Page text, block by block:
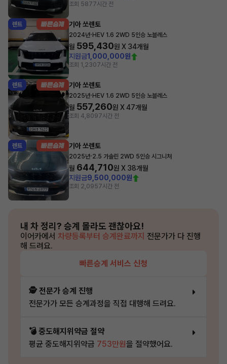
조회 5877시간 전
렌트 기아 쏘렌토
2024년· HEV 1.6 2WD 5인승 노블레스
월 595,430원 X 34개월
지원금1,000,000원
조회 1,2307시간 전
렌트 기아 쏘렌토
2025년· HEV 1.6 2WD 5인승 노블레스
월 557,260원 X47개월
조회 4,8097시간 전
렌트 기아 쏘렌토
2025년·2.5 가솔린 2WD 5인승 시그니처
월 644,710원 X 38개월
지원금9,500,000원
조회 2,0957시간 전
내 차 정리? 승계 몰라도 괜찮아요!
이어카에서 차량등록부터 승계완료까지 전문가가 다 진행
해 드려요.
빠른승계 서비스 신청
🕵️ 전문가 승계 진행
전문가가 모든 승계과정을 직접 대행해 드려요.
💣 중도해지위약금 절약
평균 중도해지위약금 753만원을 절약했어요.